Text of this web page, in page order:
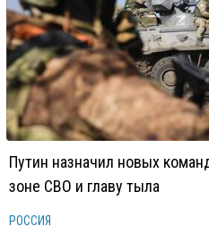
Путин назначил новых
зоне СВО и главу тыла
РОССИЯ